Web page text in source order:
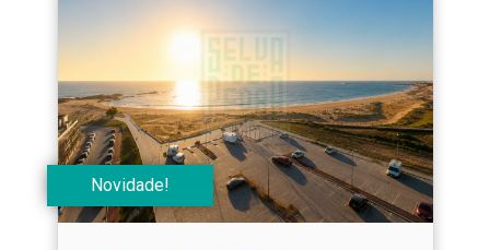
Novidade!